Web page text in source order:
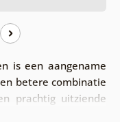
is een aangename
betere combinatie
prachtig uitziende
een aangename